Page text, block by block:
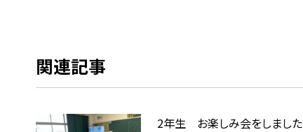
関連記事
2年生 お楽しみ会をしました